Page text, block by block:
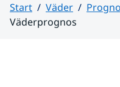
Start Väder
Väderprognos